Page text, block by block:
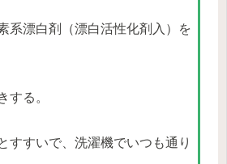
系漂白剤（漂白活性化剤入）を
する。
すすいで、洗濯機でいつも通り